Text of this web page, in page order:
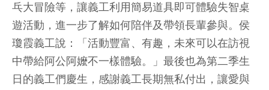
乓大冒險等，讓義工利用簡易道具即可體驗失智桌
遊活動，進一步了解如何陪伴及帶領長輩參與。侯
瓊霞義工說：「活動豐富、有趣，未來可以在訪視
中帶給阿公阿嬤不一樣體驗。」最後也為第二季生
日的義工們慶生，感謝義工長期無私付出，讓愛與